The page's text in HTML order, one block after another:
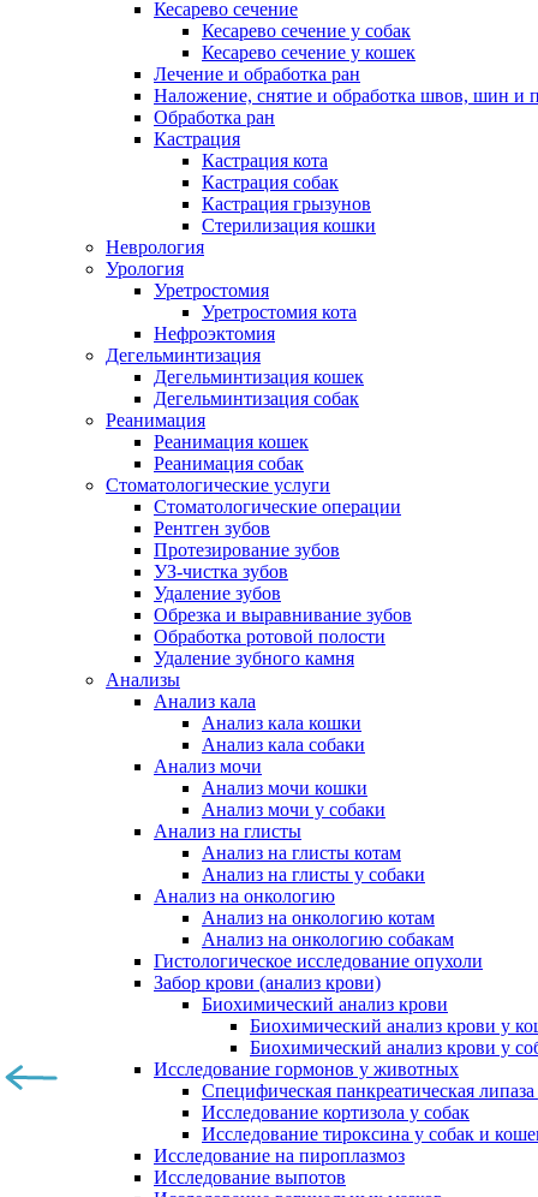
Кесарево сечение
Кесарево сечение у собак
Кесарево сечение у кошек
Лечение и обработка ран
Наложение, снятие и обработка швов, шин и
Обработка ран
Кастрация
Кастрация кота
Кастрация собак
Кастрация грызунов
Стерилизация кошки
Неврология
Урология
Уретростомия
Уретростомия кота
Нефроэктомия
Дегельминтизация
Дегельминтизация кошек
Дегельминтизация собак
Реанимация
Реанимация кошек
Реанимация собак
Стоматологические услуги
Стоматологические операции
Рентген зубов
Протезирование зубов
УЗ-чистка зубов
Удаление зубов
Обрезка и выравнивание зубов
Обработка ротовой полости
Удаление зубного камня
Анализы
Анализ кала
Анализ кала кошки
Анализ кала собаки
Анализ мочи
Анализ мочи кошки
Анализ мочи у собаки
Анализ на глисты
Анализ на глисты котам
Анализ на глисты у собаки
Анализ на онкологию
Анализ на онкологию котам
Анализ на онкологию собакам
Гистологическое исследование опухоли
Забор крови (анализ крови)
Биохимический анализ крови
Биохимический анализ крови у
Биохимический анализ крови у
Исследование гормонов у животных
Специфическая панкреатическая
Исследование кортизола у собак
Исследование тироксина у собак и
Исследование на пироплазмоз
Исследование выпотов